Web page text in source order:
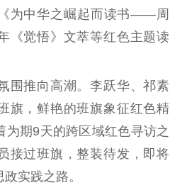
为中华之崛起而读书——周
《觉悟》文萃等红色主题读
推向高潮。李跃华、祁素
旗，鲜艳的班旗象征红色精
为期9天的跨区域红色寻访之
接过班旗，整装待发，即将
实践之路。